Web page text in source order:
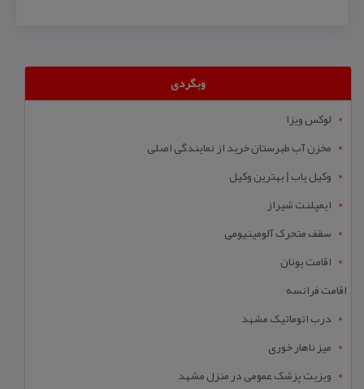
وبگردی
لوکس ویزا
مخزن آب طبرستان خرید از نمایندگی اصلی
وکیل یاب | بهترین وکیل
ایمپلنت شیراز
سقف متحرک آلومینیومی
اقامت یونان
اقامت فرانسه
درب اتوماتیک مشهد
میز ناهار خوری
ویزیت پزشک عمومی در منزل مشهد